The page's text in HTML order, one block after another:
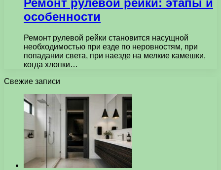
особенности
Ремонт рулевой рейки становится насущной
необходимостью при езде по неровностям, при
попадании света, при наезде на мелкие камешки,
когда хлопки…
Свежие записи